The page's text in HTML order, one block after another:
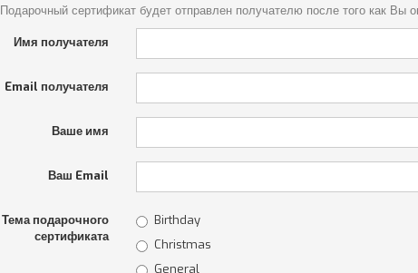
Подарочный сертификат будет отправлен получателю после того как Вы
Имя получателя
Email получателя
Ваше имя
Ваш Email
Тема подарочного
сертификата
Birthday
Christmas
General